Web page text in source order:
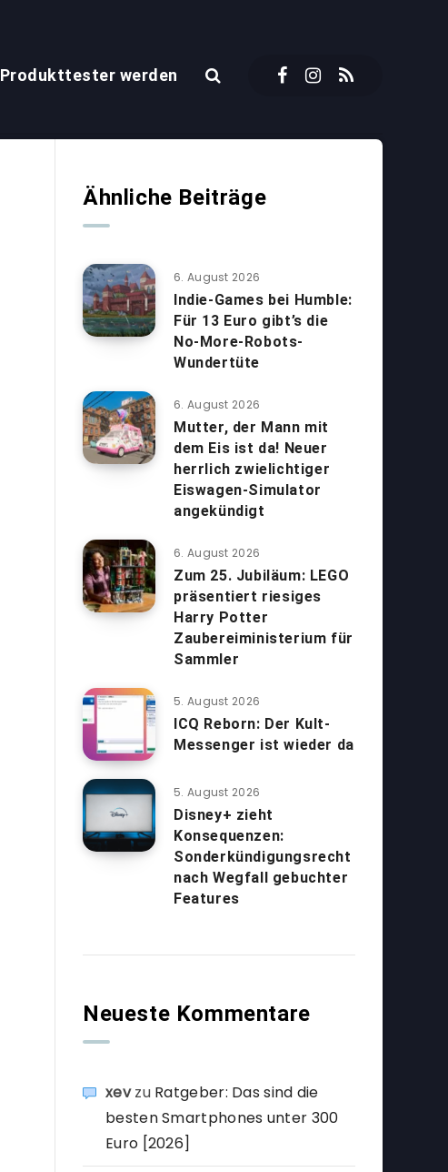
Produkttester werden
Ähnliche Beiträge
6. August 2026
Indie-Games bei Humble:
Für 13 Euro gibt’s die
No-More-Robots-
Wundertüte
6. August 2026
Mutter, der Mann mit
dem Eis ist da! Neuer
herrlich zwielichtiger
Eiswagen-Simulator
angekündigt
6. August 2026
Zum 25. Jubiläum: LEGO
präsentiert riesiges
Harry Potter
Zaubereiministerium für
Sammler
5. August 2026
ICQ Reborn: Der Kult-
Messenger ist wieder da
5. August 2026
Disney+ zieht
Konsequenzen:
Sonderkündigungsrecht
nach Wegfall gebuchter
Features
Neueste Kommentare
xevzu Ratgeber: Das sind die
besten Smartphones unter 300
Euro [2026]